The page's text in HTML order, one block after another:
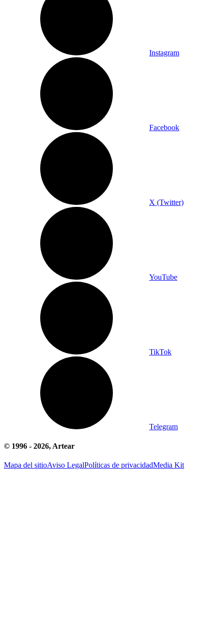
Instagram
Facebook
X (Twitter)
YouTube
TikTok
Telegram
© 1996 - 2026, Artear
Mapa del sitioAviso LegalPolíticas de privacidadMedia Kit